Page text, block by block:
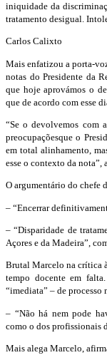
iniquidade da
tratamento desigual.
Carlos Calixto
Mais enfatizou a porta-
notas do Presidente da
que hoje aprovámos o
que de acordo com esse
“Se odevolvemos com
preocupaçõesque o
em total alinhamento,
esse o contexto da nota”,
O argumentário do chefe
– “Encerrar
–“Disparidade de
Açores e da Madeira”,
Brutal Marcelo na crítica
tempo docente em falta.
“imediata” – de processo
– “Não há nem pode
como o dos profissionais
Mais alega Marcelo,